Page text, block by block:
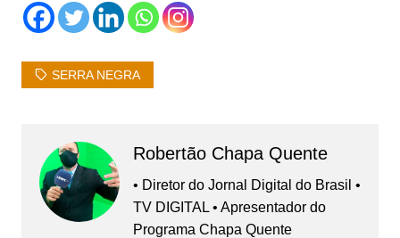
SERRA NEGRA
Robertão Chapa Quente
• Diretor do Jornal Digital do Brasil •
TV DIGITAL • Apresentador do
Programa Chapa Quente